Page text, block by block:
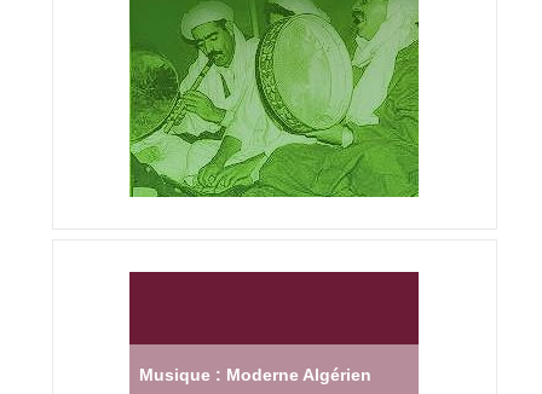
Musique : Moderne Algérien